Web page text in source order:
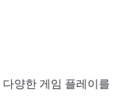
양한 게임 플레이를